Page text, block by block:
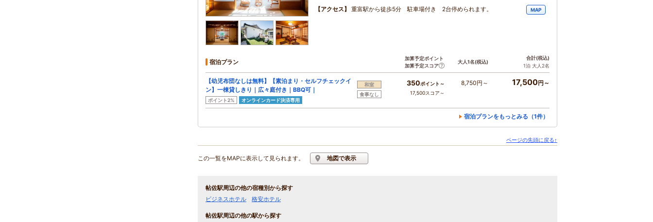
【アクセス】
重富駅から徒歩5分 駐車場付き 2台停められます。 MAP
宿泊プラン
加算予定ポイント
加算予定スコア
大人1名(税込)
合計(税込)
1泊 大人2名
【幼児布団なしは無料】【素泊まり・セルフチェックイ
ン】一棟貸しきり｜広々庭付き｜BBQ可｜
ポイント2% オンラインカード決済専用
和室
食事なし
350ポイント～
17,500スコア～
8,750円～ 17,500円～
宿泊プランをもっとみる（1件）
ページの先頭に戻る↑
この一覧をMAPに表示して見られます。 地図で表示
帖佐駅周辺の他の宿種別から探す
ビジネスホテル
格安ホテル
帖佐駅周辺の他の駅から探す